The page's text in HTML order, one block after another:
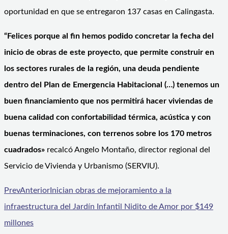
oportunidad en que se entregaron 137 casas en Calingasta.
“Felices porque al fin hemos podido concretar la fecha del
inicio de obras de este proyecto, que permite construir en
los sectores rurales de la región, una deuda pendiente
dentro del Plan de Emergencia Habitacional (…) tenemos un
buen financiamiento que nos permitirá hacer viviendas de
buena calidad con confortabilidad térmica, acústica y con
buenas terminaciones, con terrenos sobre los 170 metros
cuadrados» recalcó Angelo Montaño, director regional del
Servicio de Vivienda y Urbanismo (SERVIU).
PrevAnteriorInician obras de mejoramiento a la
infraestructura del Jardín Infantil Nidito de Amor por $149
millones